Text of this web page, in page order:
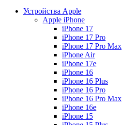
Устройства Apple
Apple iPhone
iPhone 17
iPhone 17 Pro
iPhone 17 Pro Max
iPhone Air
iPhone 17e
iPhone 16
iPhone 16 Plus
iPhone 16 Pro
iPhone 16 Pro Max
iPhone 16e
iPhone 15